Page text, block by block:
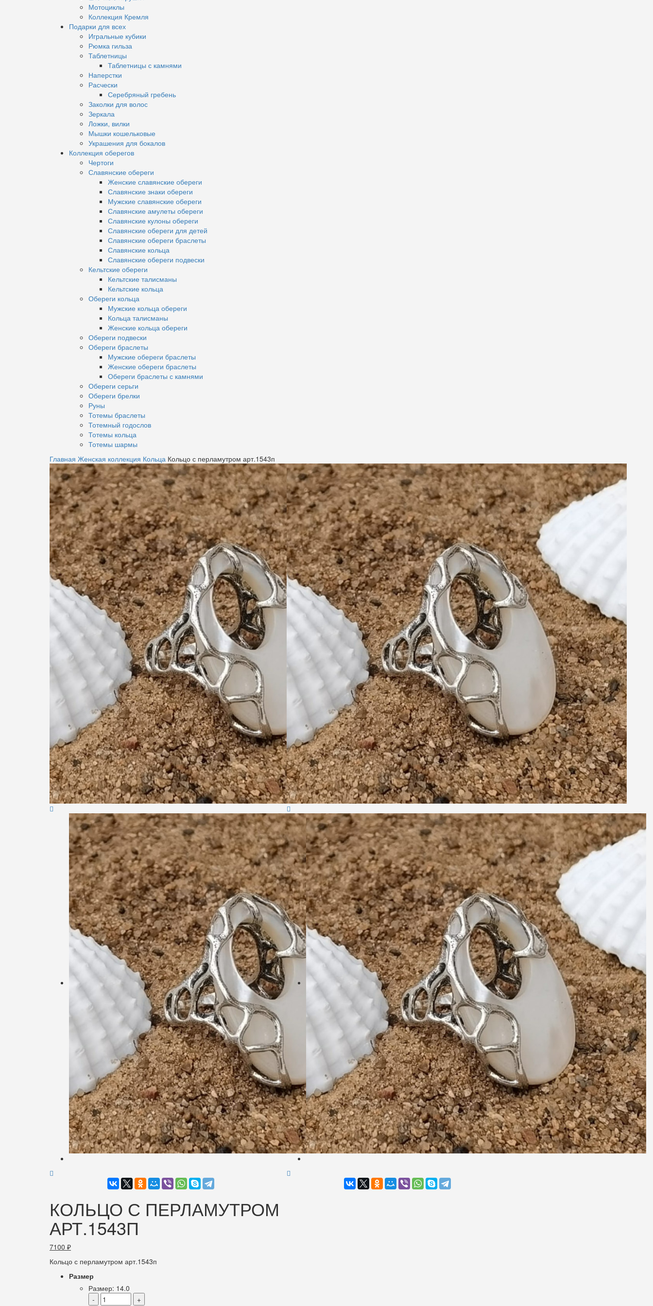
Мотоциклы
Коллекция Кремля
Подарки для всех
Игральные кубики
Рюмка гильза
Таблетницы
Таблетницы с камнями
Наперстки
Расчески
Серебряный гребень
Заколки для волос
Зеркала
Ложки, вилки
Мышки кошельковые
Украшения для бокалов
Коллекция оберегов
Чертоги
Славянские обереги
Женские славянские обереги
Славянские знаки обереги
Мужские славянские обереги
Славянские амулеты обереги
Славянские кулоны обереги
Славянские обереги для детей
Славянские обереги браслеты
Славянские кольца
Славянские обереги подвески
Кельтские обереги
Кельтские талисманы
Кельтские кольца
Обереги кольца
Мужские кольца обереги
Кольца талисманы
Женские кольца обереги
Обереги подвески
Обереги браслеты
Мужские обереги браслеты
Женские обереги браслеты
Обереги браслеты с камнями
Обереги серьги
Обереги брелки
Руны
Тотемы браслеты
Тотемный годослов
Тотемы кольца
Тотемы шармы
Главная Женская коллекция Кольца Кольцо с перламутром арт.1543п
КОЛЬЦО С ПЕРЛАМУТРОМ
АРТ.1543П
7100 ₽
Кольцо с перламутром арт.1543п
Размер
Размер: 14.0
-
+